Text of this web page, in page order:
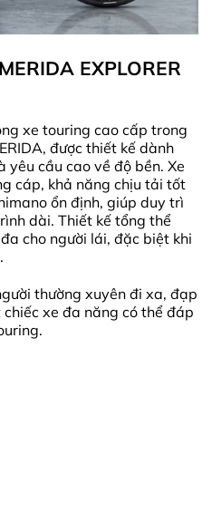
EXPLORER
xe touring cao cấp trong
được thiết kế dành
yêu cầu cao về độ bền. Xe
cáp, khả năng chịu tải tốt
ổn định, giúp duy trì
dài. Thiết kế tổng thể
cho người lái, đặc biệt khi
thường xuyên đi xa, đạp
xe đa năng có thể đáp